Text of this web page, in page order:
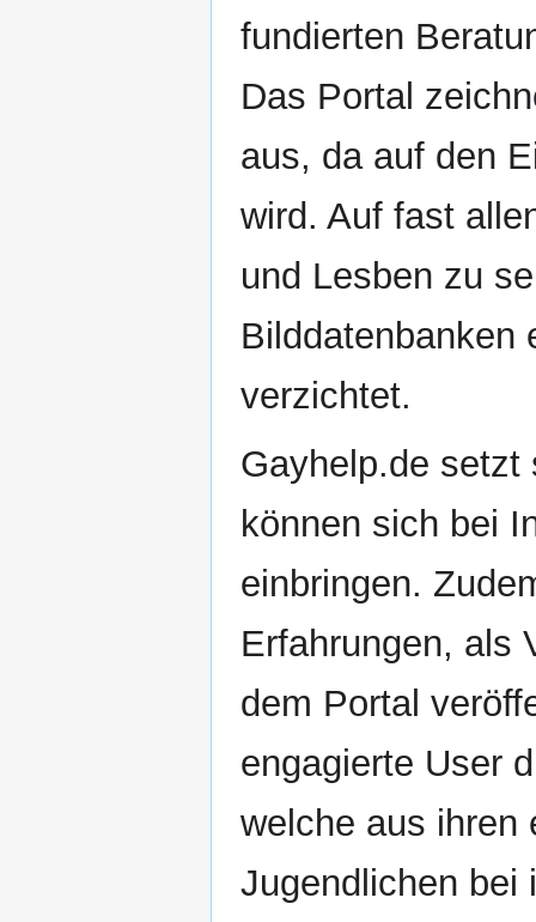
fundierten
Das Portal
aus, da auf den
wird. Auf fast
und Lesben zu
Bilddatenbanken
verzichtet.
Gayhelp.de setzt
können sich bei
einbringen.
Erfahrungen, als
dem Portal
engagierte User
welche aus ihren
Jugendlichen bei